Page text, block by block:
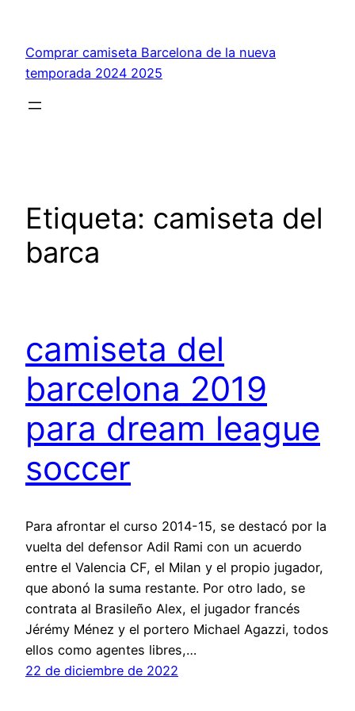
contenido
Comprar camiseta Barcelona de la nueva
temporada 2024 2025
Etiqueta: camiseta del
barca
camiseta del
barcelona 2019
para dream league
soccer
Para afrontar el curso 2014-15, se destacó por la
vuelta del defensor Adil Rami con un acuerdo
entre el Valencia CF, el Milan y el propio jugador,
que abonó la suma restante. Por otro lado, se
contrata al Brasileño Alex, el jugador francés
Jérémy Ménez y el portero Michael Agazzi, todos
ellos como agentes libres,…
22 de diciembre de 2022